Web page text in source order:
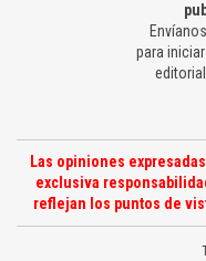
para
Las opiniones
exclusiva
reflejan los puntos de